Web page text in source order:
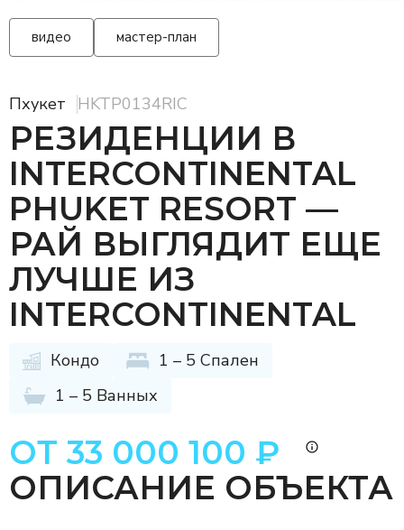
видео мастер-план
Пхукет HKTP0134RIC
РЕЗИДЕНЦИИ В
INTERCONTINENTAL
PHUKET RESORT —
РАЙ ВЫГЛЯДИТ ЕЩЕ
ЛУЧШЕ ИЗ
INTERCONTINENTAL
Кондо
1 – 5 Спален
1 – 5 Ванных
ОТ 33 000 100 ₽
ОПИСАНИЕ ОБЪЕКТА